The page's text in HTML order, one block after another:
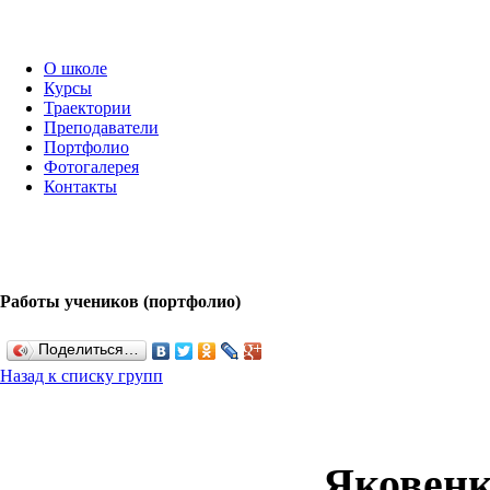
О школе
Курсы
Траектории
Преподаватели
Портфолио
Фотогалерея
Контакты
Работы учеников (портфолио)
Поделиться…
Назад к списку групп